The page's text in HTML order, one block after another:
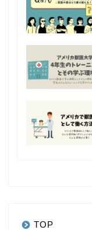
TOP